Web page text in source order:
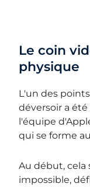
Le coin
physique
L'un des
déversoir a
l'équipe
qui se forme
Au début,
impossible,